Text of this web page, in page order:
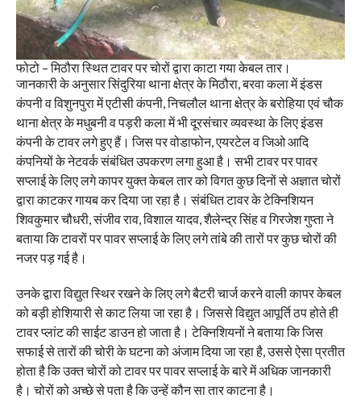
फोटो – मिठौरा स्थित टावर पर चोरों द्वारा काटा गया केबल तार।
जानकारी के अनुसार सिंदुरिया थाना क्षेत्र के मिठौरा, बरवा कला में इंडस
कंपनी व विशुनपुरा में एटीसी कंपनी, निचलौल थाना क्षेत्र के बरोहिया एवं चौक
थाना क्षेत्र के मधुबनी व पड़री कला में भी दूरसंचार व्यवस्था के लिए इंडस
कंपनी के टावर लगे हुए हैं। जिस पर वोडाफोन, एयरटेल व जिओ आदि
कंपनियों के नेटवर्क संबंधित उपकरण लगा हुआ है। सभी टावर पर पावर
सप्लाई के लिए लगे कापर युक्त केबल तार को विगत कुछ दिनों से अज्ञात चोरों
द्वारा काटकर गायब कर दिया जा रहा है। संबंधित टावर के टेक्निशियन
शिवकुमार चौधरी, संजीव राव, विशाल यादव, शैलेन्द्र सिंह व गिरजेश गुप्ता ने
बताया कि टावरों पर पावर सप्लाई के लिए लगे तांबे की तारों पर कुछ चोरों की
नजर पड़ गई है।
उनके द्वारा विद्युत स्थिर रखने के लिए लगे बैटरी चार्ज करने वाली कापर केबल
को बड़ी होशियारी से काट लिया जा रहा है। जिससे विद्युत आपूर्ति ठप होते ही
टावर प्लांट की साईट डाउन हो जाता है। टेक्निशियनों ने बताया कि जिस
सफाई से तारों की चोरी के घटना को अंजाम दिया जा रहा है, उससे ऐसा प्रतीत
होता है कि उक्त चोरों को टावर पर पावर सप्लाई के बारे में अधिक जानकारी
है। चोरों को अच्छे से पता है कि उन्हें कौन सा तार काटना है।